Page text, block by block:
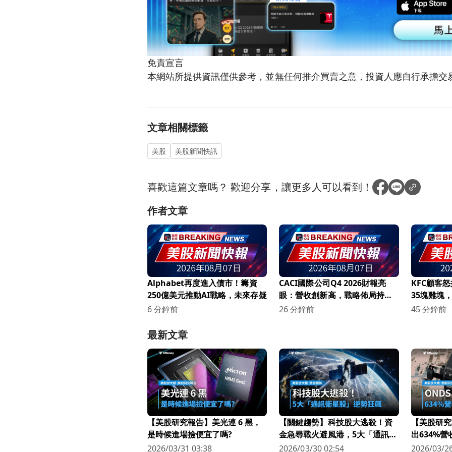
免責宣言
本網站所提供資訊僅供參考，並無任何推介買賣之意，投資人應自行承擔交
文章相關標籤
美股 美股新聞快訊
喜歡這篇文章嗎？歡迎分享，讓更多人可以看到！
作者文章
Alphabet再度進入債市！籌資
250億美元推動AI戰略，未來存疑
6 分鐘前
CACI國際公司Q4 2026財報亮
眼：營收創新高，戰略佈局持續
深化！
26 分鐘前
KFC顧客
35塊雞塊
45 分鐘前
最新文章
【美股研究報告】美光連 6 黑，
是時候進場撿便宜了嗎?
2026/03/31 03:38
【關鍵趨勢】科技股大逃殺！資
金急尋戰火避風港，5大「通訊衛
星股」逆勢狂飆
2026/03/30 02:54
【美股研
出634%營
科技新星
2026/03/